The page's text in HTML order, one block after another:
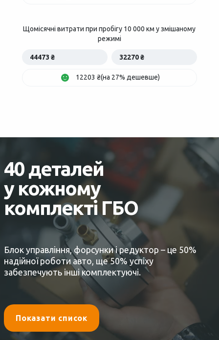
Щомісячні витрати при пробігу 10 000 км у змішаному
режимі
44473 ₴ 32270 ₴
12203 ₴(на 27% дешевше)
40 деталей
у кожному
комплекті ГБО
Блок управління, форсунки і редуктор – це 50%
надійної роботи авто, ще 50% успіху
забезпечують інші комплектуючі.
Показати список